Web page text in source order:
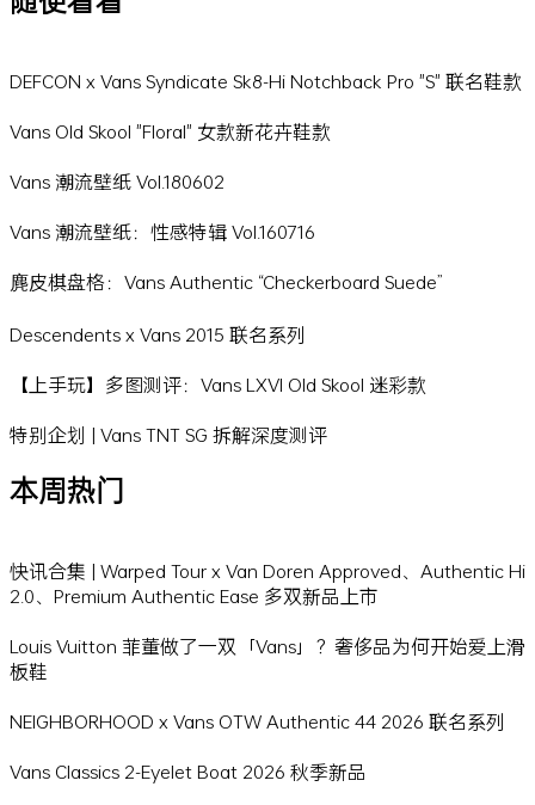
DEFCON x Vans Syndicate Sk8-Hi Notchback Pro "S" 联名鞋款
Vans Old Skool "Floral" 女款新花卉鞋款
Vans 潮流壁纸 Vol.180602
Vans 潮流壁纸：性感特辑 Vol.160716
麂皮棋盘格：Vans Authentic “Checkerboard Suede”
Descendents x Vans 2015 联名系列
【上手玩】多图测评：Vans LXVI Old Skool 迷彩款
特别企划 | Vans TNT SG 拆解深度测评
本周热门
快讯合集 | Warped Tour x Van Doren Approved、Authentic Hi
2.0、Premium Authentic Ease 多双新品上市
Louis Vuitton 菲董做了一双「Vans」？奢侈品为何开始爱上滑
板鞋
NEIGHBORHOOD x Vans OTW Authentic 44 2026 联名系列
Vans Classics 2-Eyelet Boat 2026 秋季新品